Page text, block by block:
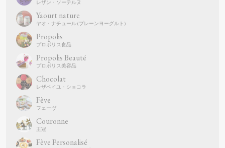
Chocolat
Couronne
Fève
Fève Personalisé
Propolis
Propolis Beauté
Yaourt nature